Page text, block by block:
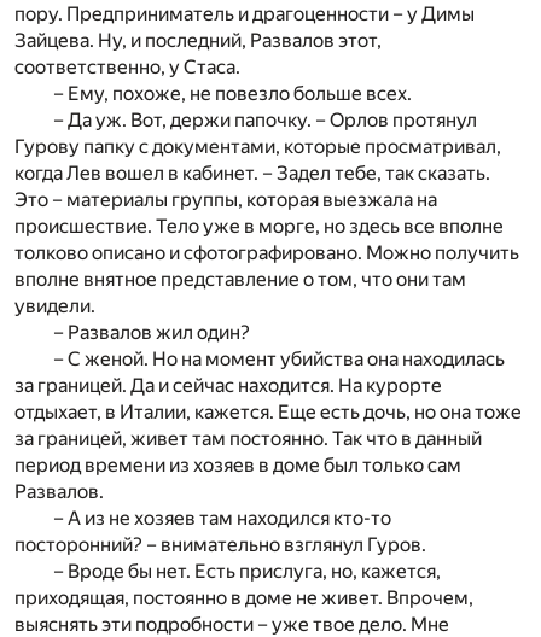
пору. Предприниматель и драгоценности – у Димы
Зайцева. Ну, и последний, Развалов этот,
соответственно, у Стаса.
– Ему, похоже, не повезло больше всех.
– Да уж. Вот, держи папочку. – Орлов протянул
Гурову папку с документами, которые просматривал,
когда Лев вошел в кабинет. – Задел тебе, так сказать.
Это – материалы группы, которая выезжала на
происшествие. Тело уже в морге, но здесь все вполне
толково описано и сфотографировано. Можно получить
вполне внятное представление о том, что они там
увидели.
– Развалов жил один?
– С женой. Но на момент убийства она находилась
за границей. Да и сейчас находится. На курорте
отдыхает, в Италии, кажется. Еще есть дочь, но она тоже
за границей, живет там постоянно. Так что в данный
период времени из хозяев в доме был только сам
Развалов.
– А из не хозяев там находился кто-то
посторонний? – внимательно взглянул Гуров.
– Вроде бы нет. Есть прислуга, но, кажется,
приходящая, постоянно в доме не живет. Впрочем,
выяснять эти подробности – уже твое дело. Мне